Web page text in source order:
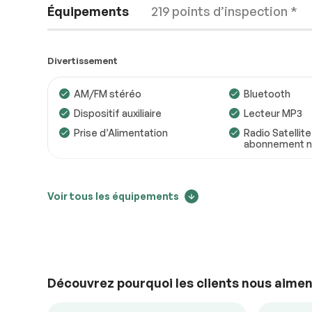
Équipements 219 points d’inspection *
Moteur Conforme
Transmission Conforme
Accessoires
Divertissement
AM/FM stéréo Bluetooth
Dispositif auxiliaire
Lecteur MP3
Prise d’Alimentation
Radio Satellite
abonnement
Confort
électrique
Voir tous les équipements
Découvrez pourquoi les clients nous